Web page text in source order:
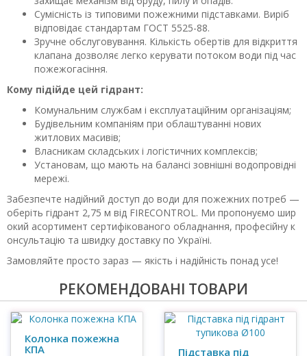
Сумісність із типовими пожежними підставками. Виріб
відповідає стандартам ГОСТ 5525-88.
Зручне обслуговування. Кількість обертів для відкриття
клапана дозволяє легко керувати потоком води під час
пожежогасіння.
Кому підійде цей гідрант:
Комунальним службам і експлуатаційним організаціям;
Будівельним компаніям при облаштуванні нових
житлових масивів;
Власникам складських і логістичних комплексів;
Установам, що мають на балансі зовнішні водопровідні
мережі.
Забезпечте надійний доступ до води для пожежних потреб —
оберіть гідрант 2,75 м від FIRECONTROL. Ми пропонуємо шир
окий асортимент сертифікованого обладнання, професійну к
онсультацію та швидку доставку по Україні.
Замовляйте просто зараз — якість і надійність понад усе!
РЕКОМЕНДОВАНІ ТОВАРИ
Колонка пожежна
КПА
Підставка під